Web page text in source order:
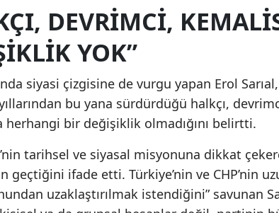
DEVRİMCİ,
YOK”
siyasi çizgisine de vurgu yapan Erol
bu yana sürdürdüğü halkçı,
herhangi bir değişiklik olmadığını belirtti.
tarihsel ve siyasal misyonuna dikkat
geçtiğini ifade etti. Türkiye’nin ve CHP’nin
uzaklaştırılmak istendiğini” savunan